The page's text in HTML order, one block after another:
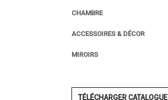
CHAMBRE
ACCESSOIRES & DÉCOR
MIROIRS
TÉLÉCHARGER CATALOGUE